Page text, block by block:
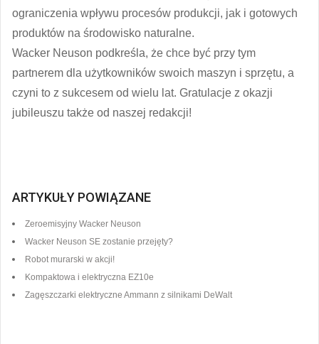
ograniczenia wpływu procesów produkcji, jak i gotowych
produktów na środowisko naturalne.
Wacker Neuson podkreśla, że chce być przy tym
partnerem dla użytkowników swoich maszyn i sprzętu, a
czyni to z sukcesem od wielu lat. Gratulacje z okazji
jubileuszu także od naszej redakcji!
ARTYKUŁY POWIĄZANE
Zeroemisyjny Wacker Neuson
Wacker Neuson SE zostanie przejęty?
Robot murarski w akcji!
Kompaktowa i elektryczna EZ10e
Zagęszczarki elektryczne Ammann z silnikami DeWalt